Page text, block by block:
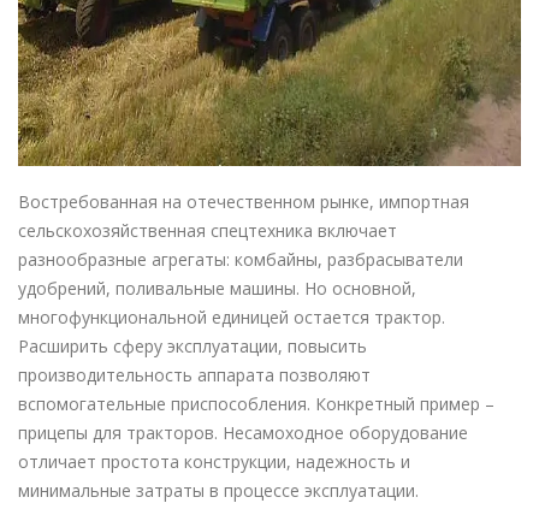
Востребованная на отечественном рынке, импортная
сельскохозяйственная спецтехника включает
разнообразные агрегаты: комбайны, разбрасыватели
удобрений, поливальные машины. Но основной,
многофункциональной единицей остается трактор.
Расширить сферу эксплуатации, повысить
производительность аппарата позволяют
вспомогательные приспособления. Конкретный пример –
прицепы для тракторов. Несамоходное оборудование
отличает простота конструкции, надежность и
минимальные затраты в процессе эксплуатации.